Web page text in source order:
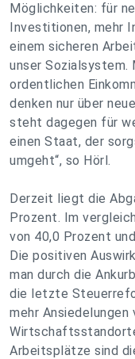
Möglichkeiten: für
Investitionen, mehr
einem sicheren
unser Sozialsystem.
ordentlichen
denken nur über
steht dagegen für
einen Staat, der
umgeht“, so Hörl.
Derzeit liegt die
Prozent. Im
von 40,0 Prozent
Die positiven
man durch die
die letzte
mehr
Arbeitsplätze sind